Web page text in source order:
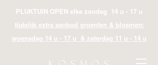
PLUKTUIN OPEN elke zondag 14 u - 17 u
tijdelijk extra aanbod groenten & bloemen:
woensdag 14 u - 17 u & zaterdag 11 u - 14 u